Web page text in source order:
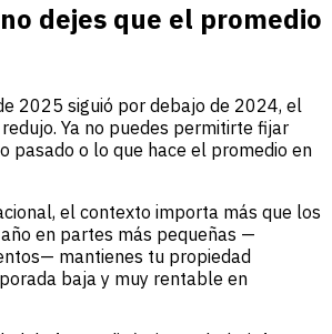
dejes que el promedio
2025 siguió por debajo de 2024, el
Ya no puedes permitirte fijar
pasado o lo que hace el promedio en
el contexto importa más que los
en partes más pequeñas —
mantienes tu propiedad
baja y muy rentable en